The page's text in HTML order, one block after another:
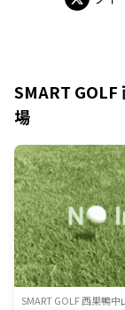
SMART GOLF
場
SMART GOLF 西巣鴨中